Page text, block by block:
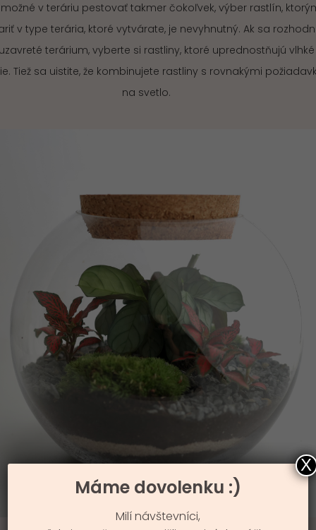
možné v teráriu pestovať takmer čokoľvek, výber rastlín,
v type terária, ktoré vytvárate, je nevyhnutný. Ak sa
terárium, vyberte si rastliny, ktoré uprednostňujú vlhké
Tiež sa uistite, že kombinujete rastliny s rovnakými
na svetlo.
Máme dovolenku :)
Milí návštevníci,
X